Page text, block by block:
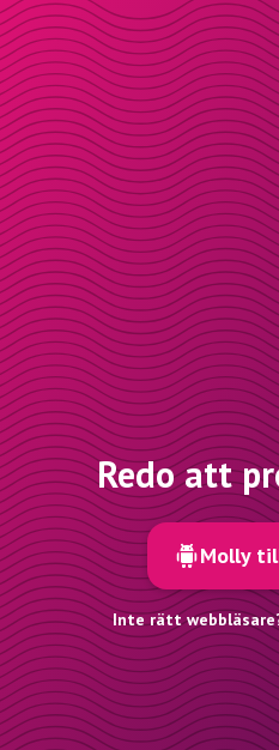
Redo att
Molly
Inte rätt